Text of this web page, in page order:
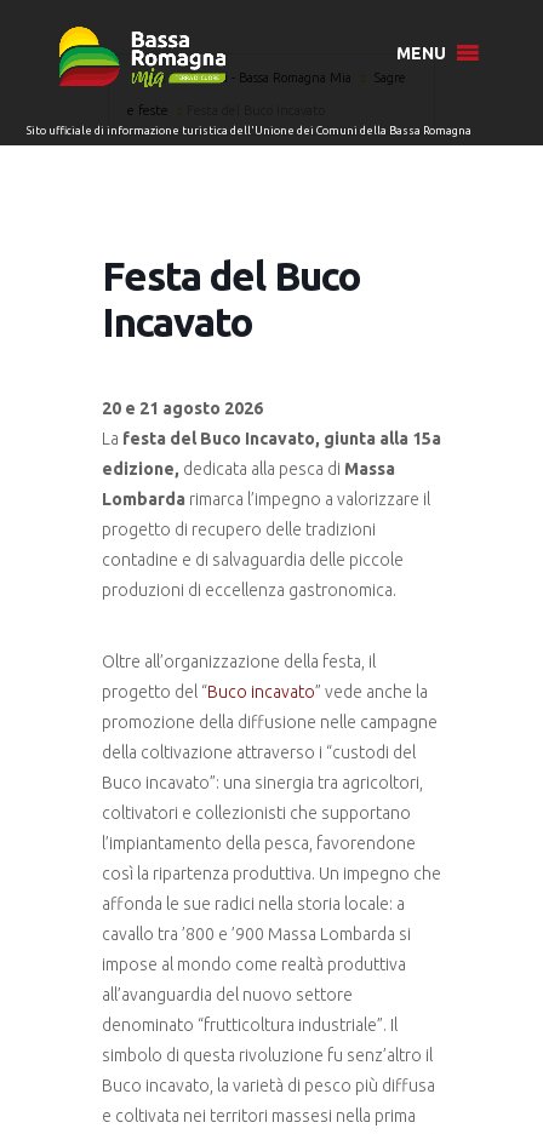
MENU
Home Eventi - Bassa Romagna Mia Sagre
e feste
Festa del Buco
Incavato
20 e 21 agosto 2026
La festa del Buco Incavato, giunta alla 15a
edizione, dedicata alla pesca di Massa
Lombarda rimarca l’impegno a valorizzare il
progetto di recupero delle tradizioni
contadine e di salvaguardia delle piccole
produzioni di eccellenza gastronomica.
Oltre all’organizzazione della festa, il
progetto del “Buco incavato” vede anche la
promozione della diffusione nelle campagne
della coltivazione attraverso i “custodi del
Buco incavato”: una sinergia tra agricoltori,
coltivatori e collezionisti che supportano
l’impiantamento della pesca, favorendone
così la ripartenza produttiva. Un impegno che
affonda le sue radici nella storia locale: a
cavallo tra ’800 e ’900 Massa Lombarda si
impose al mondo come realtà produttiva
all’avanguardia del nuovo settore
denominato “frutticoltura industriale”. Il
simbolo di questa rivoluzione fu senz’altro il
Buco incavato, la varietà di pesco più diffusa
e coltivata nei territori massesi nella prima